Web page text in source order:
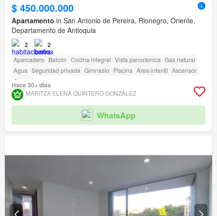
$ 450.000.000
Apartamento in San Antonio de Pereira, Rionegro, Oriente,
Departamento de Antioquia
2 2
Aparcadero Balcón Cocina integral Vista panorámica Gas natural
Agua Seguridad privada Gimnasio Piscina Área infantil Ascensor
Sauna
Hace 30+ días
MARITZA ELENA QUINTERO GONZÁLEZ
WhatsApp